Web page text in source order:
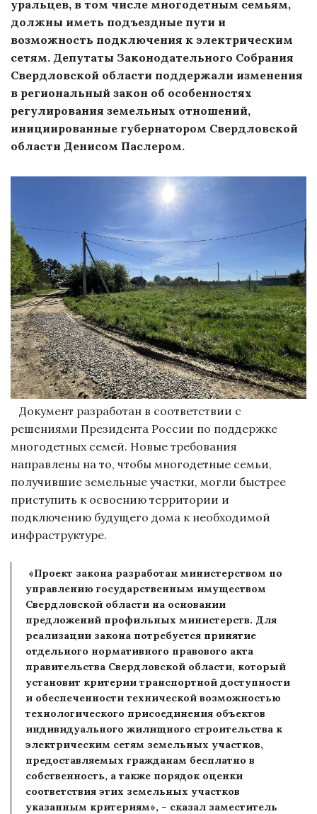
уральцев, в том числе многодетным семьям,
должны иметь подъездные пути и
возможность подключения к электрическим
сетям. Депутаты Законодательного Собрания
Свердловской области поддержали изменения
в региональный закон об особенностях
регулирования земельных отношений,
инициированные губернатором Свердловской
области Денисом Паслером.
Документ разработан в соответствии с
решениями Президента России по поддержке
многодетных семей. Новые требования
направлены на то, чтобы многодетные семьи,
получившие земельные участки, могли быстрее
приступить к освоению территории и
подключению будущего дома к необходимой
инфраструктуре.
«Проект закона разработан министерством по
управлению государственным имуществом
Свердловской области на основании
предложений профильных министерств. Для
реализации закона потребуется принятие
отдельного нормативного правового акта
правительства Свердловской области, который
установит критерии транспортной доступности
и обеспеченности технической возможностью
технологического присоединения объектов
индивидуального жилищного строительства к
электрическим сетям земельных участков,
предоставляемых гражданам бесплатно в
собственность, а также порядок оценки
соответствия этих земельных участков
указанным критериям», – сказал заместитель